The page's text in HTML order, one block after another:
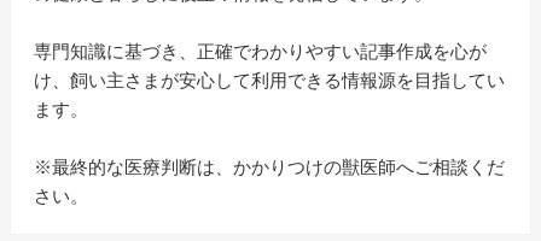
専門知識に基づき、正確でわかりやすい記事作成を心が
け、飼い主さまが安心して利用できる情報源を目指してい
ます。
※最終的な医療判断は、かかりつけの獣医師へご相談くだ
さい。